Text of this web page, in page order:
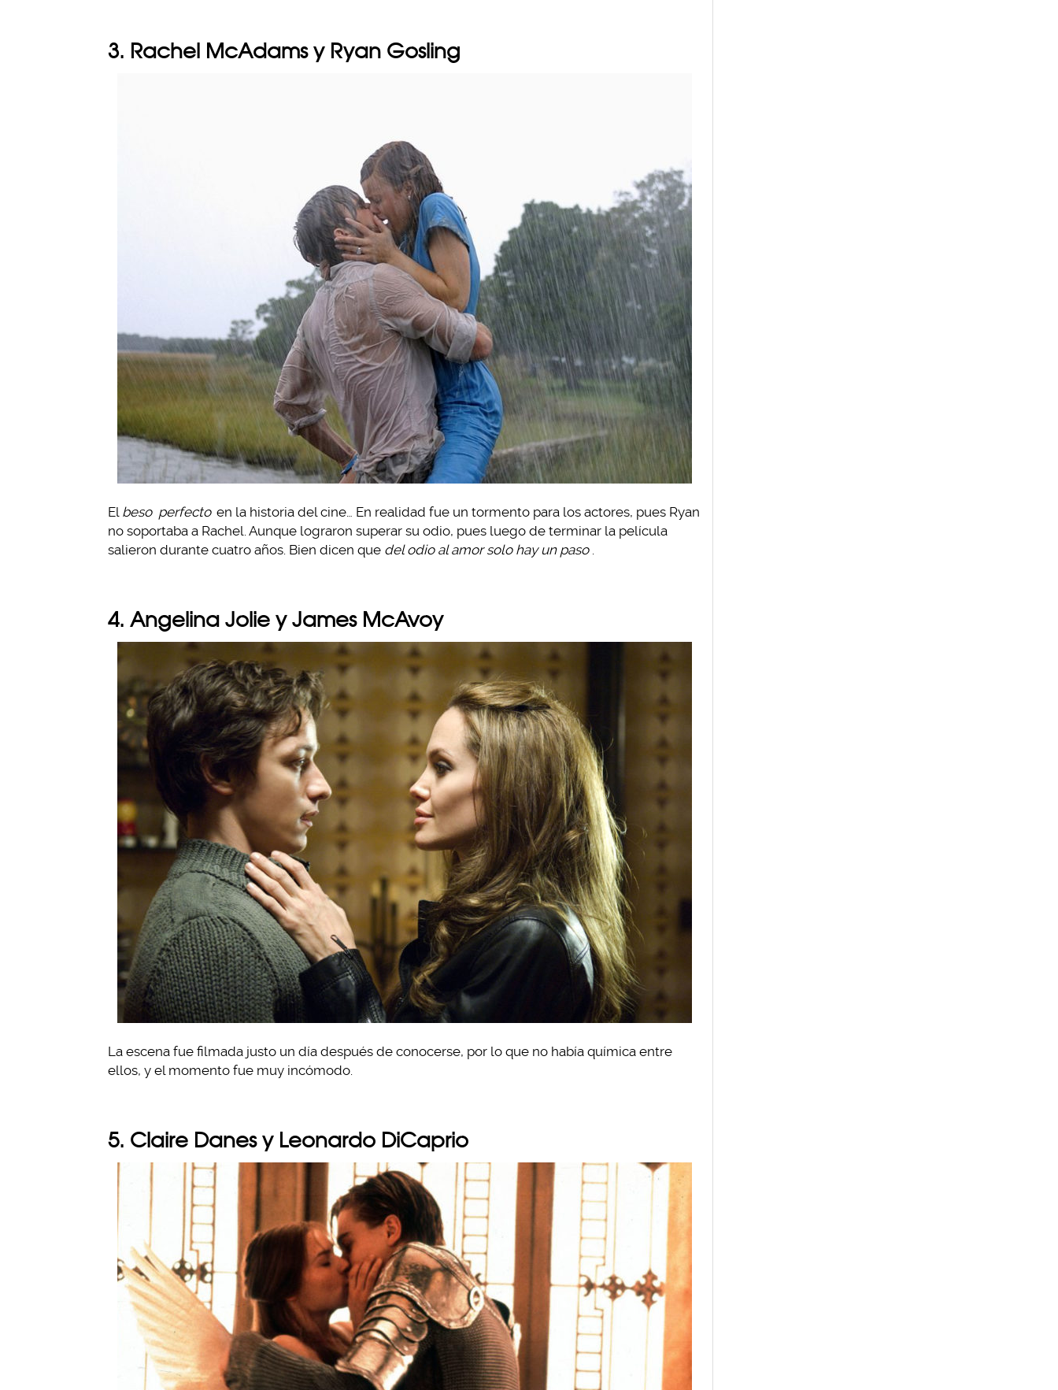
3. Rachel McAdams y Ryan Gosling
El beso perfecto en la historia del cine… En realidad fue un tormento para los actores, pues Ryan
no soportaba a Rachel. Aunque lograron superar su odio, pues luego de terminar la película
salieron durante cuatro años. Bien dicen que del odio al amor solo hay un paso .
4. Angelina Jolie y James McAvoy
La escena fue filmada justo un día después de conocerse, por lo que no había química entre
ellos, y el momento fue muy incómodo.
5. Claire Danes y Leonardo DiCaprio